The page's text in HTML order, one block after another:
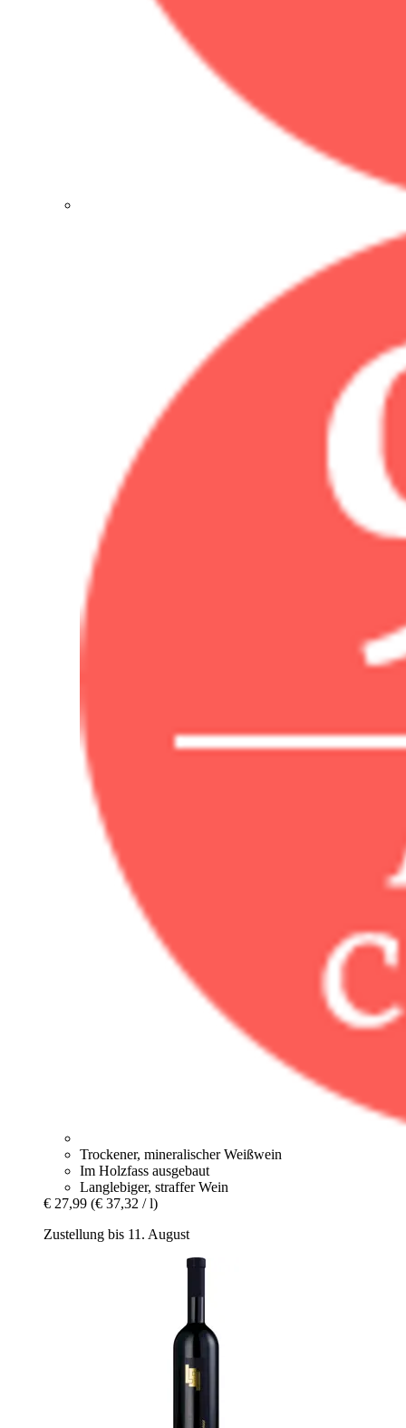
Trockener, mineralischer Weißwein
Im Holzfass ausgebaut
Langlebiger, straffer Wein
€ 27,99 (€ 37,32 / l)
Zustellung bis 11. August